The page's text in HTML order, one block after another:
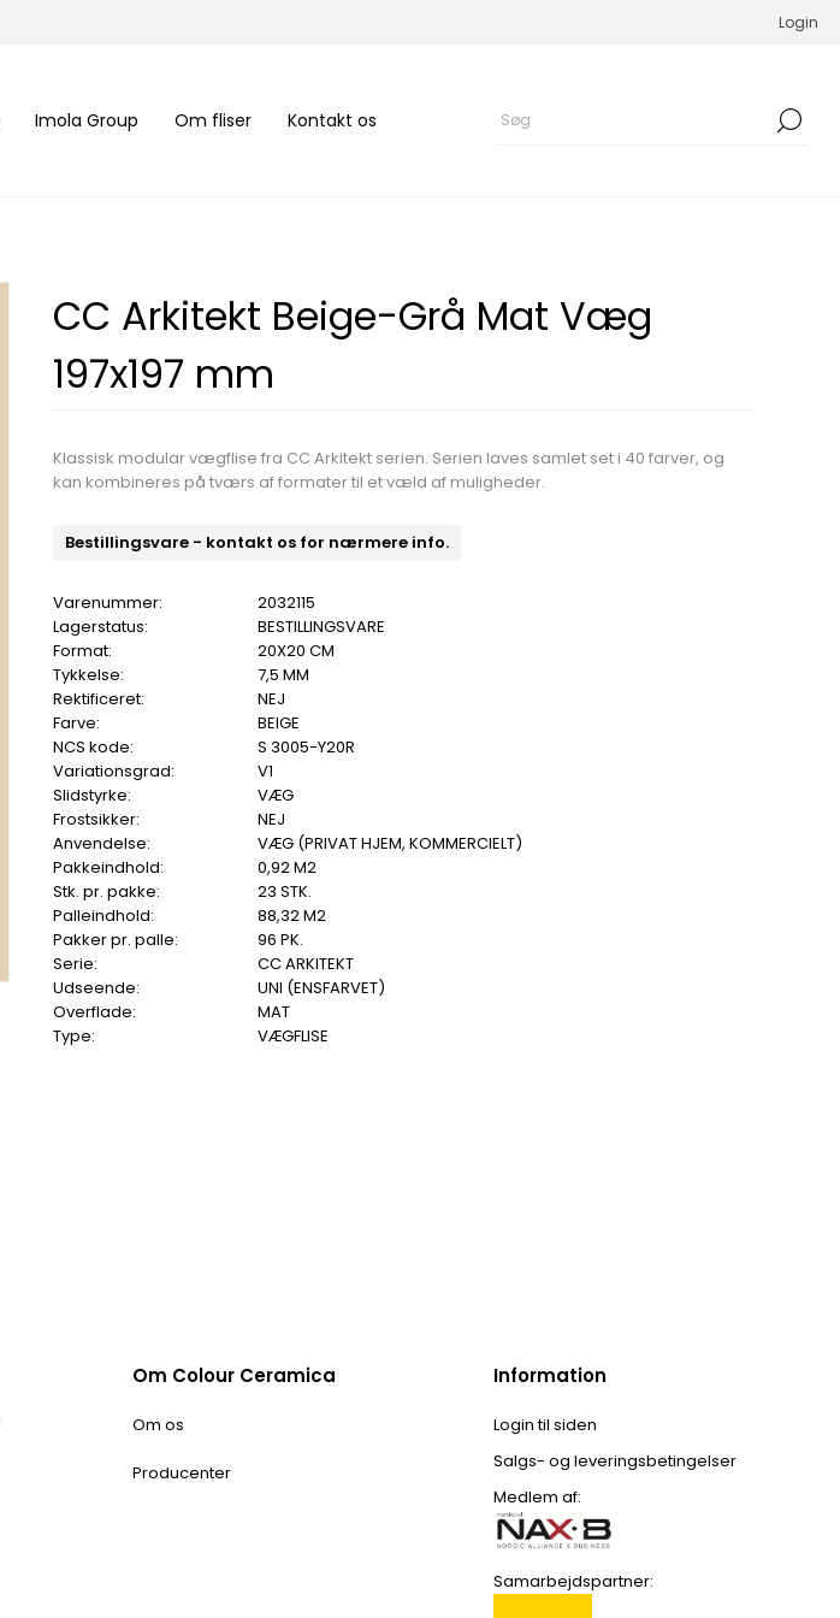
Login
Imola Group Om fliser Kontakt os
CC Arkitekt Beige-Grå Mat Væg
197x197 mm
Klassisk modular vægflise fra CC Arkitekt serien. Serien laves samlet set i 40 farver, og
kan kombineres på tværs af formater til et væld af muligheder.
Bestillingsvare - kontakt os for nærmere info.
Varenummer:
2032115
Lagerstatus:
BESTILLINGSVARE
Format:
20X20 CM
Tykkelse:
7,5 MM
Rektificeret:
NEJ
Farve:
BEIGE
NCS kode:
S 3005-Y20R
Variationsgrad:
V1
Slidstyrke:
VÆG
Frostsikker:
NEJ
Anvendelse:
VÆG (PRIVAT HJEM, KOMMERCIELT)
Pakkeindhold:
0,92 M2
Stk. pr. pakke:
23 STK.
Palleindhold:
88,32 M2
Pakker pr. palle:
96 PK.
Serie:
CC ARKITEKT
Udseende:
UNI (ENSFARVET)
Overflade:
MAT
Type:
VÆGFLISE
Om Colour Ceramica
Om os
Producenter
Information
Login til siden
Salgs- og leveringsbetingelser
Medlem af:
Samarbejdspartner: